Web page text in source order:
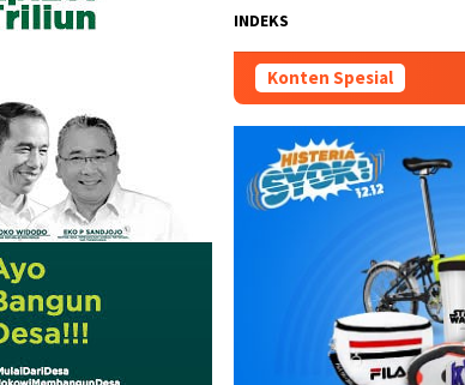
INDEKS
Konten Spesial